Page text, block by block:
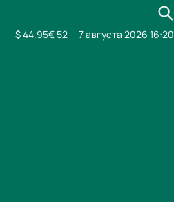
$ 44.95€ 52 7 августа 2026 16:20